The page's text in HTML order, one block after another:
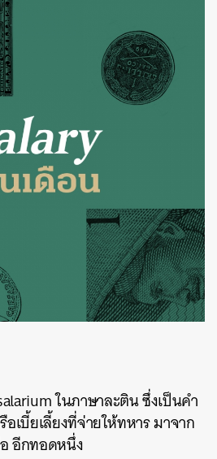
ในภาษาละติน ซึ่งเป็นคำ
เบี้ยเลี้ยงที่จ่ายให้ทหารมาจาก
อีกทอดหนึ่ง